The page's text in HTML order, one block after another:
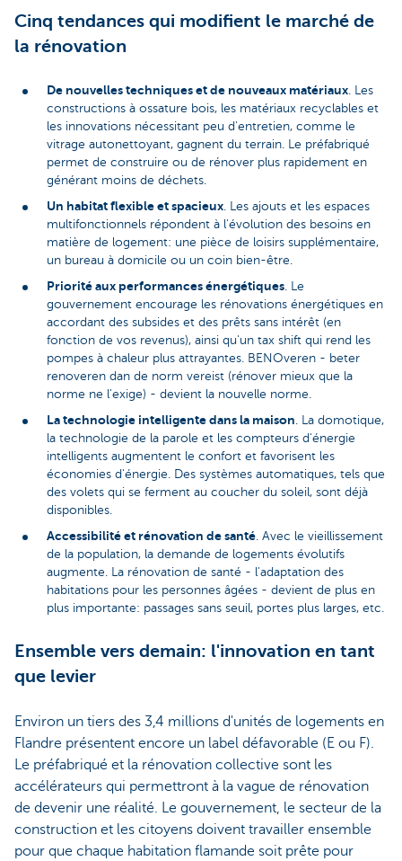
Cinq tendances qui modifient le marché de
la rénovation
De nouvelles techniques et de nouveaux matériaux. Les
constructions à ossature bois, les matériaux recyclables et
les innovations nécessitant peu d'entretien, comme le
vitrage autonettoyant, gagnent du terrain. Le préfabriqué
permet de construire ou de rénover plus rapidement en
générant moins de déchets.
Un habitat flexible et spacieux. Les ajouts et les espaces
multifonctionnels répondent à l'évolution des besoins en
matière de logement: une pièce de loisirs supplémentaire,
un bureau à domicile ou un coin bien-être.
Priorité aux performances énergétiques. Le
gouvernement encourage les rénovations énergétiques en
accordant des subsides et des prêts sans intérêt (en
fonction de vos revenus), ainsi qu'un tax shift qui rend les
pompes à chaleur plus attrayantes. BENOveren - beter
renoveren dan de norm vereist (rénover mieux que la
norme ne l'exige) - devient la nouvelle norme.
La technologie intelligente dans la maison. La domotique,
la technologie de la parole et les compteurs d'énergie
intelligents augmentent le confort et favorisent les
économies d'énergie. Des systèmes automatiques, tels que
des volets qui se ferment au coucher du soleil, sont déjà
disponibles.
Accessibilité et rénovation de santé. Avec le vieillissement
de la population, la demande de logements évolutifs
augmente. La rénovation de santé - l'adaptation des
habitations pour les personnes âgées - devient de plus en
plus importante: passages sans seuil, portes plus larges, etc.
Ensemble vers demain: l'innovation en tant
que levier
Environ un tiers des 3,4 millions d'unités de logements en
Flandre présentent encore un label défavorable (E ou F).
Le préfabriqué et la rénovation collective sont les
accélérateurs qui permettront à la vague de rénovation
de devenir une réalité. Le gouvernement, le secteur de la
construction et les citoyens doivent travailler ensemble
pour que chaque habitation flamande soit prête pour